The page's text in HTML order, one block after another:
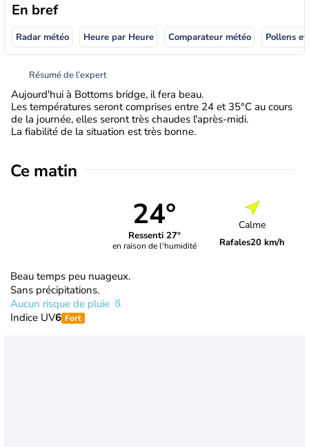
En bref
Radar météo Heure par Heure Comparateur météo Pollens
Résumé de l’expert
Aujourd'hui à Bottoms bridge, il fera beau.
Les températures seront comprises entre 24 et 35°C au cours
de la journée, elles seront très chaudes l'après-midi.
La fiabilité de la situation est très bonne.
Ce matin
24°
Ressenti 27°
en raison de l'humidité
Calme
Rafales20 km/h
Beau temps peu nuageux.
Sans précipitations.
Aucun risque de pluie
Indice UV6 Fort